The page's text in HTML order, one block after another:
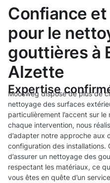
Confiance
pour le
gouttières à
Alzette
Expertise
Moosweg dispose de plus de
nettoyage des surfaces
particulièrement l’accent sur
chaque intervention, nous
d’adapter notre approche aux
configuration des installations.
d’assurer un nettoyage des
respectant les matériaux, ce
vous êtes en quête d’un